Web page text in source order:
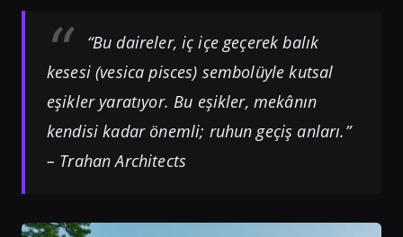
“Bu daireler, iç içe geçerek balık
kesesi (vesica pisces) sembolüyle kutsal
eşikler yaratıyor. Bu eşikler, mekânın
kendisi kadar önemli; ruhun geçiş anları.”
– Trahan Architects